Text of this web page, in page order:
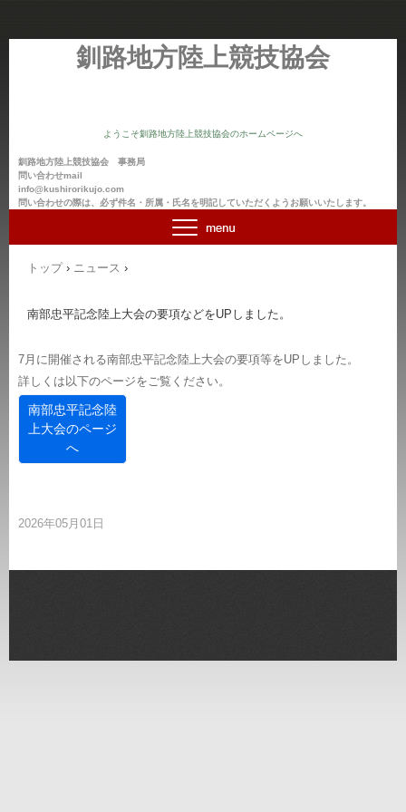
釧路地方陸上競技協会
ようこそ釧路地方陸上競技協会のホームページへ
釧路地方陸上競技協会 事務局
問い合わせmail
info@kushirorikujo.com
問い合わせの際は、必ず件名・所属・氏名を明記していただくようお願いいたします。
トップ › ニュース ›
南部忠平記念陸上大会の要項などをUPしました。
7月に開催される南部忠平記念陸上大会の要項等をUPしました。
詳しくは以下のページをご覧ください。
南部忠平記念陸
上大会のページ
へ
2026年05月01日